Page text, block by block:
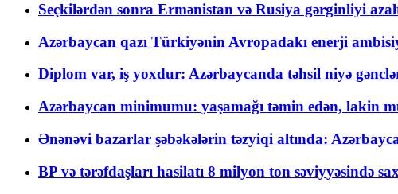
Seçkilərdən sonra Ermənistan və Rusiya gərginliyi
Azərbaycan qazı Türkiyənin Avropadakı enerji
Diplom var, iş yoxdur: Azərbaycanda təhsil niyə
Azərbaycan minimumu: yaşamağı təmin edən, lakin
Ənənəvi bazarlar şəbəkələrin təzyiqi altında:
BP və tərəfdaşları hasilatı 8 milyon ton səviyyəsində